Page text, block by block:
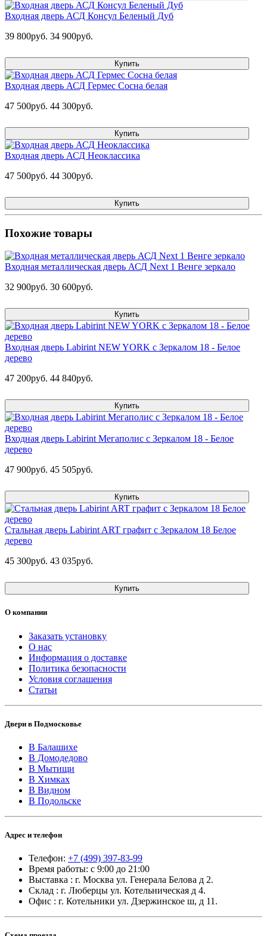
Входная дверь АСД Консул Беленый Дуб
39 800руб. 34 900руб.
Купить
Входная дверь АСД Гермес Сосна белая
47 500руб. 44 300руб.
Купить
Входная дверь АСД Неоклассика
47 500руб. 44 300руб.
Купить
Похожие товары
Входная металлическая дверь АСД Next 1 Венге зеркало
32 900руб. 30 600руб.
Купить
Входная дверь Labirint NEW YORK с Зеркалом 18 - Белое
дерево
47 200руб. 44 840руб.
Купить
Входная дверь Labirint Мегаполис с Зеркалом 18 - Белое
дерево
47 900руб. 45 505руб.
Купить
Стальная дверь Labirint ART графит с Зеркалом 18 Белое
дерево
45 300руб. 43 035руб.
Купить
О компании
Заказать установку
О нас
Информация о доставке
Политика безопасности
Условия соглашения
Статьи
Двери в Подмосковье
В Балашихе
В Домодедово
В Мытищи
В Химках
В Видном
В Подольске
Адрес и телефон
Телефон: +7 (499) 397-83-99
Время работы: с 9:00 до 21:00
Выставка : г. Москва ул. Генерала Белова д 2.
Склад : г. Люберцы ул. Котельническая д 4.
Офис : г. Котельники ул. Дзержинское ш, д 11.